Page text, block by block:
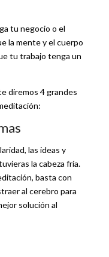
tu negocio o el
la mente y el cuerpo
tu trabajo tenga un
diremos 4 grandes
las ideas y
la cabeza fría.
basta con
al cerebro para
solución al